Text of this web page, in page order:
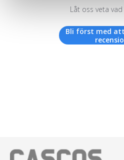
Låt oss veta
Bli först med